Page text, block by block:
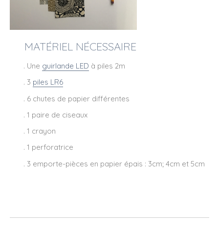
MATÉRIEL NÉCESSAIRE
. Une guirlande LED à piles 2m
. 3 piles LR6
. 6 chutes de papier différentes
. 1 paire de ciseaux
. 1 crayon
. 1 perforatrice
. 3 emporte-pièces en papier épais : 3cm; 4cm et 5cm